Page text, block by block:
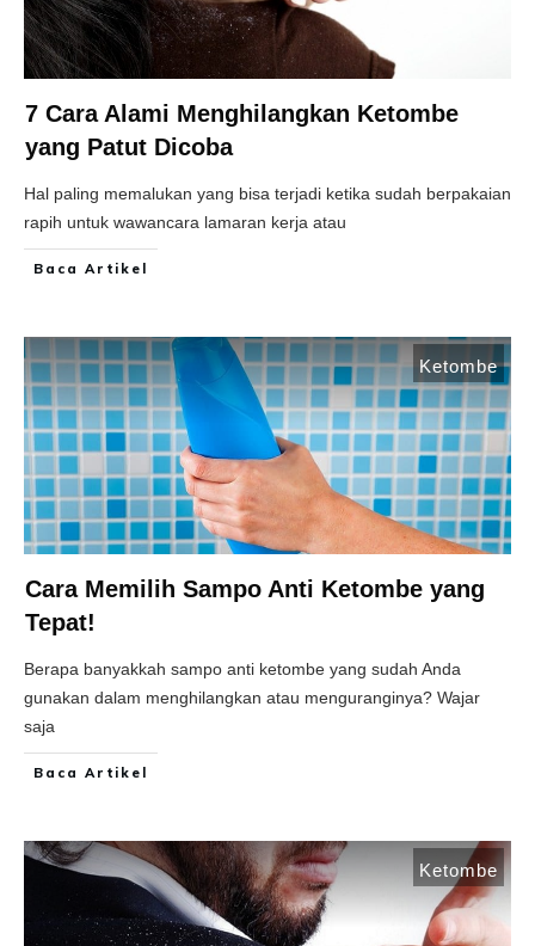
7 Cara Alami Menghilangkan Ketombe
yang Patut Dicoba
Hal paling memalukan yang bisa terjadi ketika sudah berpakaian
rapih untuk wawancara lamaran kerja atau
Baca Artikel
Ketombe
Cara Memilih Sampo Anti Ketombe yang
Tepat!
Berapa banyakkah sampo anti ketombe yang sudah Anda
gunakan dalam menghilangkan atau menguranginya? Wajar
saja
Baca Artikel
Ketombe